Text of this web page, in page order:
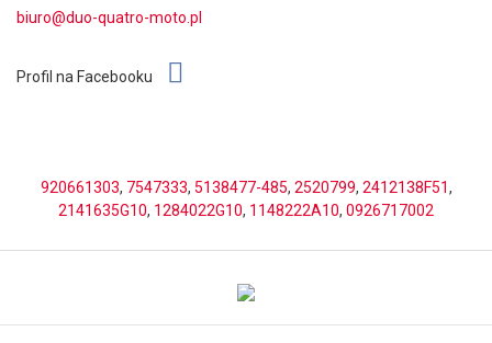
biuro@duo-quatro-moto.pl
Profil na Facebooku
920661303, 7547333, 5138477-485, 2520799, 2412138F51,
2141635G10, 1284022G10, 1148222A10, 0926717002